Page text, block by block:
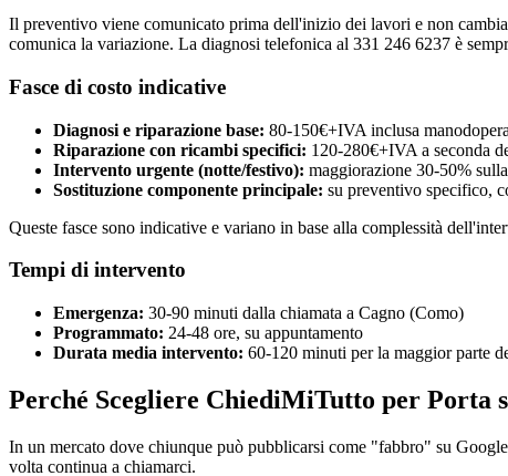
Il preventivo viene comunicato prima dell'inizio dei lavori e non
comunica la variazione. La diagnosi telefonica al 331 246 6237 è
Fasce di costo indicative
Diagnosi e riparazione base: 80-150€+IVA inclusa
Riparazione con ricambi specifici: 120-280€+IVA a seconda
Intervento urgente (notte/festivo): maggiorazione 30-50%
Sostituzione componente principale: su preventivo specifico,
Queste fasce sono indicative e variano in base alla complessità
Tempi di intervento
Emergenza: 30-90 minuti dalla chiamata a Cagno (Como)
Programmato: 24-48 ore, su appuntamento
Durata media intervento: 60-120 minuti per la maggior parte
Perché Scegliere ChiediMiTutto per Porta
In un mercato dove chiunque può pubblicarsi come "fabbro" su
volta continua a chiamarci.